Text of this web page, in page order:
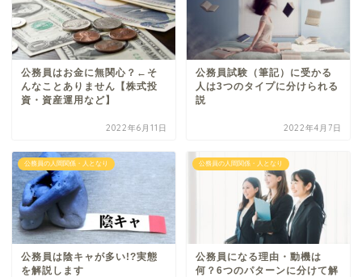
公務員はお金に無関心？←そ
んなことありません【株式投
資・資産運用など】
2022年6月11日
公務員試験（筆記）に受かる
人は3つのタイプに分けられる
説
2022年4月7日
公務員の人間関係・人となり
公務員は陰キャが多い!?実態
を解説します
公務員の人間関係・人となり
公務員になる理由・動機は
何？6つのパターンに分けて解